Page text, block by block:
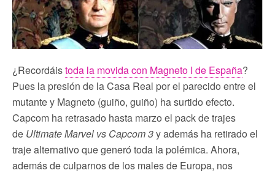
¿Recordáistoda la movida con Magneto I de España?
Pues la presión de la Casa Real por el parecido entre el
mutante y Magneto (guiño, guiño) ha surtido efecto.
Capcom ha retrasado hasta marzo el pack de trajes
de Ultimate Marvel vs Capcom 3y además ha retirado el
traje alternativo que generó toda la polémica. Ahora,
además de culparnos de los males de Europa, nos